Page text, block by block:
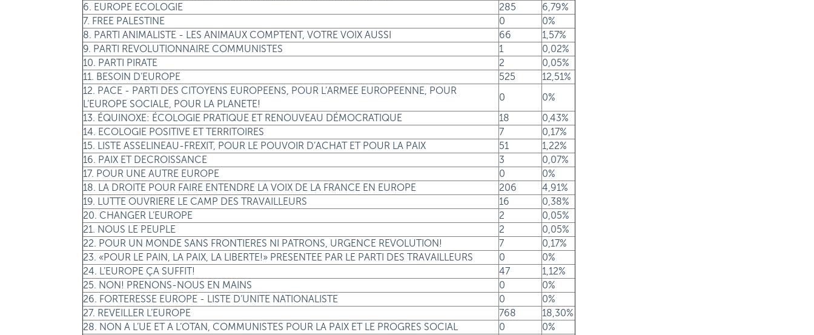
6. EUROPE ECOLOGIE
285
6,79%
7. FREE PALESTINE
0
0%
8. PARTI ANIMALISTE - LES ANIMAUX COMPTENT, VOTRE VOIX AUSSI
66
1,57%
9. PARTI REVOLUTIONNAIRE COMMUNISTES
1
0,02%
10. PARTI PIRATE
2
0,05%
11. BESOIN D’EUROPE
525
12,51%
12. PACE - PARTI DES CITOYENS EUROPEENS, POUR L’ARMEE EUROPEENNE, POUR
L’EUROPE SOCIALE, POUR LA PLANETE!
0
0%
13. ÉQUINOXE: ÉCOLOGIE PRATIQUE ET RENOUVEAU DÉMOCRATIQUE
18
0,43%
14. ECOLOGIE POSITIVE ET TERRITOIRES
7
0,17%
15. LISTE ASSELINEAU-FREXIT, POUR LE POUVOIR D’ACHAT ET POUR LA PAIX
51
1,22%
16. PAIX ET DECROISSANCE
3
0,07%
17. POUR UNE AUTRE EUROPE
0
0%
18. LA DROITE POUR FAIRE ENTENDRE LA VOIX DE LA FRANCE EN EUROPE
206
4,91%
19. LUTTE OUVRIERE LE CAMP DES TRAVAILLEURS
16
0,38%
20. CHANGER L’EUROPE
2
0,05%
21. NOUS LE PEUPLE
2
0,05%
22. POUR UN MONDE SANS FRONTIERES NI PATRONS, URGENCE REVOLUTION!
7
0,17%
23. «POUR LE PAIN, LA PAIX, LA LIBERTE!» PRESENTEE PAR LE PARTI DES TRAVAILLEURS
0
0%
24. L’EUROPE ÇA SUFFIT!
47
1,12%
25. NON! PRENONS-NOUS EN MAINS
0
0%
26. FORTERESSE EUROPE - LISTE D’UNITE NATIONALISTE
0
0%
27. REVEILLER L’EUROPE
768
18,30%
28. NON A L’UE ET A L’OTAN, COMMUNISTES POUR LA PAIX ET LE PROGRES SOCIAL
0
0%